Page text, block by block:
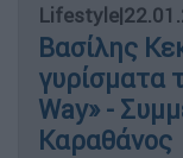
Lifestyle|
Βασίλης
γυρίσματα
Way» -
Καραθάνος